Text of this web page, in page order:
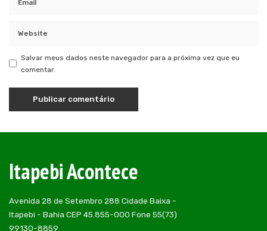
Salvar meus dados neste navegador para a próxima vez que eu
comentar.
Itapebi Acontece
Avenida 28 de Setembro 288 Cidade Baixa -
Itapebi - Bahia CEP 45.855-000 Fone 55(73)
99130-8859